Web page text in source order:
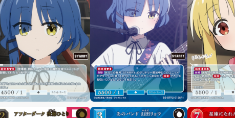
エラッタ
制限・禁止カード
商品情報
カード検索・デッキ構築